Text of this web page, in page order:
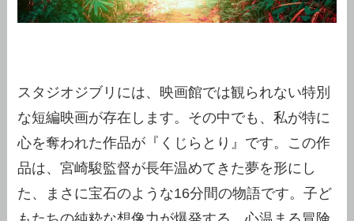
スタジオジブリには、映画館では観られない特別
な短編映画が存在します。その中でも、私が特に
心を奪われた作品が『くじらとり』です。この作
品は、宮崎駿監督が長年温めてきた夢を形にし
た、まさに宝石のような16分間の物語です。子ど